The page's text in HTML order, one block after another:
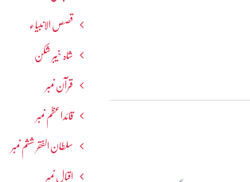
قصص الانبیاء
شاہ خیبر شکن
قرآن نمبر
قائداعظم نمبر
سلطان الفقر ششم نمبر
اقبال نمبر